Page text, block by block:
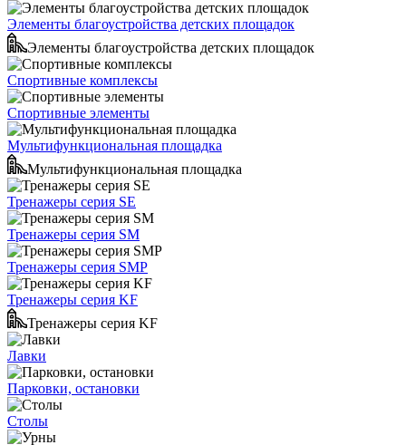
Элементы благоустройства детских площадок
Элементы благоустройства детских площадок
Спортивные комплексы
Спортивные элементы
Мультифункциональная площадка
Мультифункциональная площадка
Тренажеры серия SE
Тренажеры серия SM
Тренажеры серия SMP
Тренажеры серия KF
Тренажеры серия KF
Лавки
Парковки, остановки
Столы